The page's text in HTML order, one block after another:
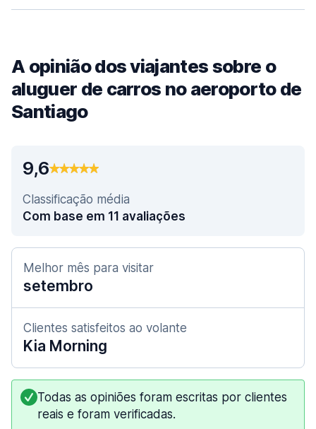
A opinião dos viajantes sobre o
aluguer de carros no aeroporto de
Santiago
9,6
Classificação média
Com base em 11 avaliações
Melhor mês para visitar
setembro
Clientes satisfeitos ao volante
Kia Morning
Todas as opiniões foram escritas por clientes
reais e foram verificadas.